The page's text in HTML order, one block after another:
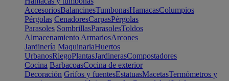
AccesoriosBalancinesTumbonasHamacasColumpios
Pérgolas CenadoresCarpasPérgolas
Parasoles SombrillasParasolesToldos
Almacenamiento ArmariosArcones
Jardinería MaquinariaHuertos
UrbanosRiegoPlantasJardinerasCompostadores
Cocina BarbacoasCocina de exterior
Decoración Grifos y fuentesEstatuasMacetasTermómetros y